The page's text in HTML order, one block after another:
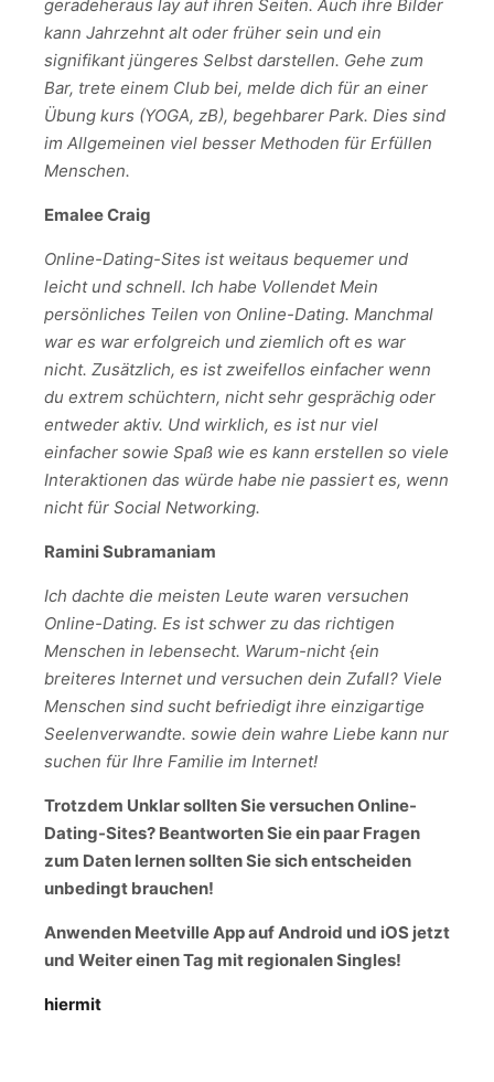
geradeheraus lay auf ihren Seiten. Auch ihre Bilder
kann Jahrzehnt alt oder früher sein und ein
signifikant jüngeres Selbst darstellen. Gehe zum
Bar, trete einem Club bei, melde dich für an einer
Übung kurs (YOGA, zB), begehbarer Park. Dies sind
im Allgemeinen viel besser Methoden für Erfüllen
Menschen.
Emalee Craig
Online-Dating-Sites ist weitaus bequemer und
leicht und schnell. Ich habe Vollendet Mein
persönliches Teilen von Online-Dating. Manchmal
war es war erfolgreich und ziemlich oft es war
nicht. Zusätzlich, es ist zweifellos einfacher wenn
du extrem schüchtern, nicht sehr gesprächig oder
entweder aktiv. Und wirklich, es ist nur viel
einfacher sowie Spaß wie es kann erstellen so viele
Interaktionen das würde habe nie passiert es, wenn
nicht für Social Networking.
Ramini Subramaniam
Ich dachte die meisten Leute waren versuchen
Online-Dating. Es ist schwer zu das richtigen
Menschen in lebensecht. Warum-nicht {ein
breiteres Internet und versuchen dein Zufall? Viele
Menschen sind sucht befriedigt ihre einzigartige
Seelenverwandte. sowie dein wahre Liebe kann nur
suchen für Ihre Familie im Internet!
Trotzdem Unklar sollten Sie versuchen Online-
Dating-Sites? Beantworten Sie ein paar Fragen
zum Daten lernen sollten Sie sich entscheiden
unbedingt brauchen!
Anwenden Meetville App auf Android und iOS jetzt
und Weiter einen Tag mit regionalen Singles!
hiermit